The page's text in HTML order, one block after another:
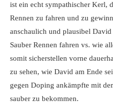
ist ein echt sympathischer Kerl,
Rennen zu fahren und zu
anschaulich und plausibel David
Sauber Rennen fahren vs. wie
somit sicherstellen vorne
zu sehen, wie David am Ende
gegen Doping ankämpfte mit
sauber zu bekommen.